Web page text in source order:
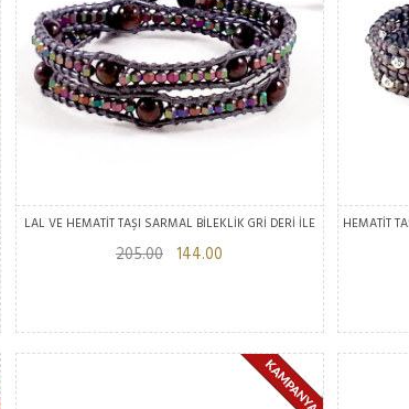
LAL VE HEMATİT TAŞI SARMAL BİLEKLİK GRİ DERİ İLE
205.00 144.00
HEMATİT